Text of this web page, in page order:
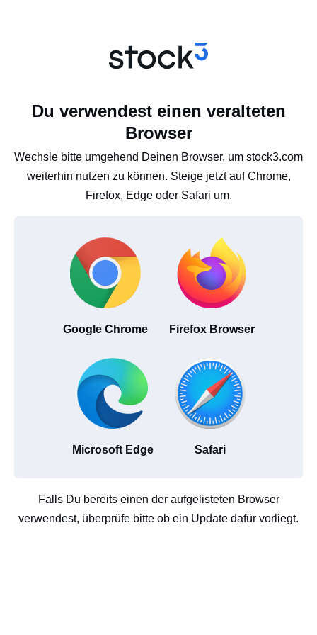
Du verwendest einen veralteten
Browser
Wechsle bitte umgehend Deinen Browser, um stock3.com
weiterhin nutzen zu können. Steige jetzt auf Chrome,
Firefox, Edge oder Safari um.
Google Chrome Firefox Browser
Microsoft Edge Safari
Falls Du bereits einen der aufgelisteten Browser
verwendest, überprüfe bitte ob ein Update dafür vorliegt.